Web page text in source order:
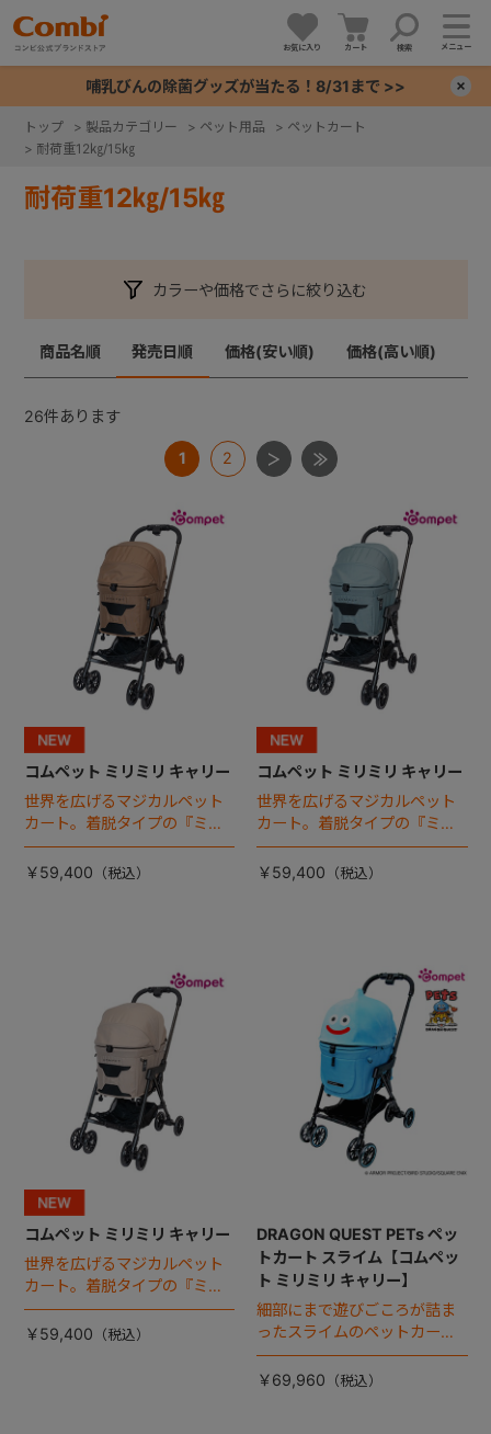
お気に入り カート 検索 メニュー
哺乳びんの除菌グッズが当たる！8/31まで >>
トップ > 製品カテゴリー > ペット用品 > ペットカート
> 耐荷重12㎏/15㎏
耐荷重12㎏/15㎏
カラーや価格でさらに絞り込む
商品名順 発売日順 価格(安い順) 価格(高い順)
26件あります
1 2
コムペット ミリミリ キャリー
世界を広げるマジカルペット
カート。着脱タイプの『ミリ
ミリ キャリー』 からアースカ
ラーが登場！
￥59,400
コムペット ミリミリ キャリー
世界を広げるマジカルペット
カート。着脱タイプの『ミリ
ミリ キャリー』 からアースカ
ラーが登場！
￥59,400
コムペット ミリミリ キャリー
世界を広げるマジカルペット
カート。着脱タイプの『ミリ
ミリ キャリー』 からアースカ
ラーが登場！
￥59,400
DRAGON QUEST PETs ペッ
トカート スライム【コムペッ
ト ミリミリ キャリー】
細部にまで遊びごころが詰ま
ったスライムのペットカー
ト。
￥69,960